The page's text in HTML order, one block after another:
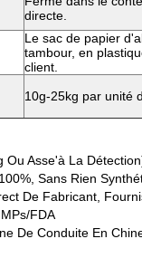
directe.
Le sac de papier
tambour, en
client.
10g-25kg par unité
Asse'à La
Sans Rien
De Fabricant,
FDA
De Conduite En